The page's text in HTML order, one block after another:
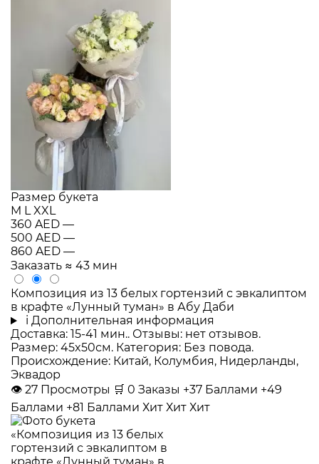
Размер букета
M LXXL
360 AED —
500 AED —
860 AED —
Заказать ≈ 43 мин
Композиция из 13 белых гортензий с эвкалиптом
в крафте «Лунный туман» в Абу Даби
i Дополнительная информация
Доставка: 15-41 мин.. Отзывы: нет отзывов.
Размер: 45x50см. Категория: Без повода.
Происхождение: Китай, Колумбия, Нидерланды,
Эквадор
👁 27 Просмотры 🛒 0 Заказы +37 Баллами +49
Баллами +81 Баллами Хит Хит Хит